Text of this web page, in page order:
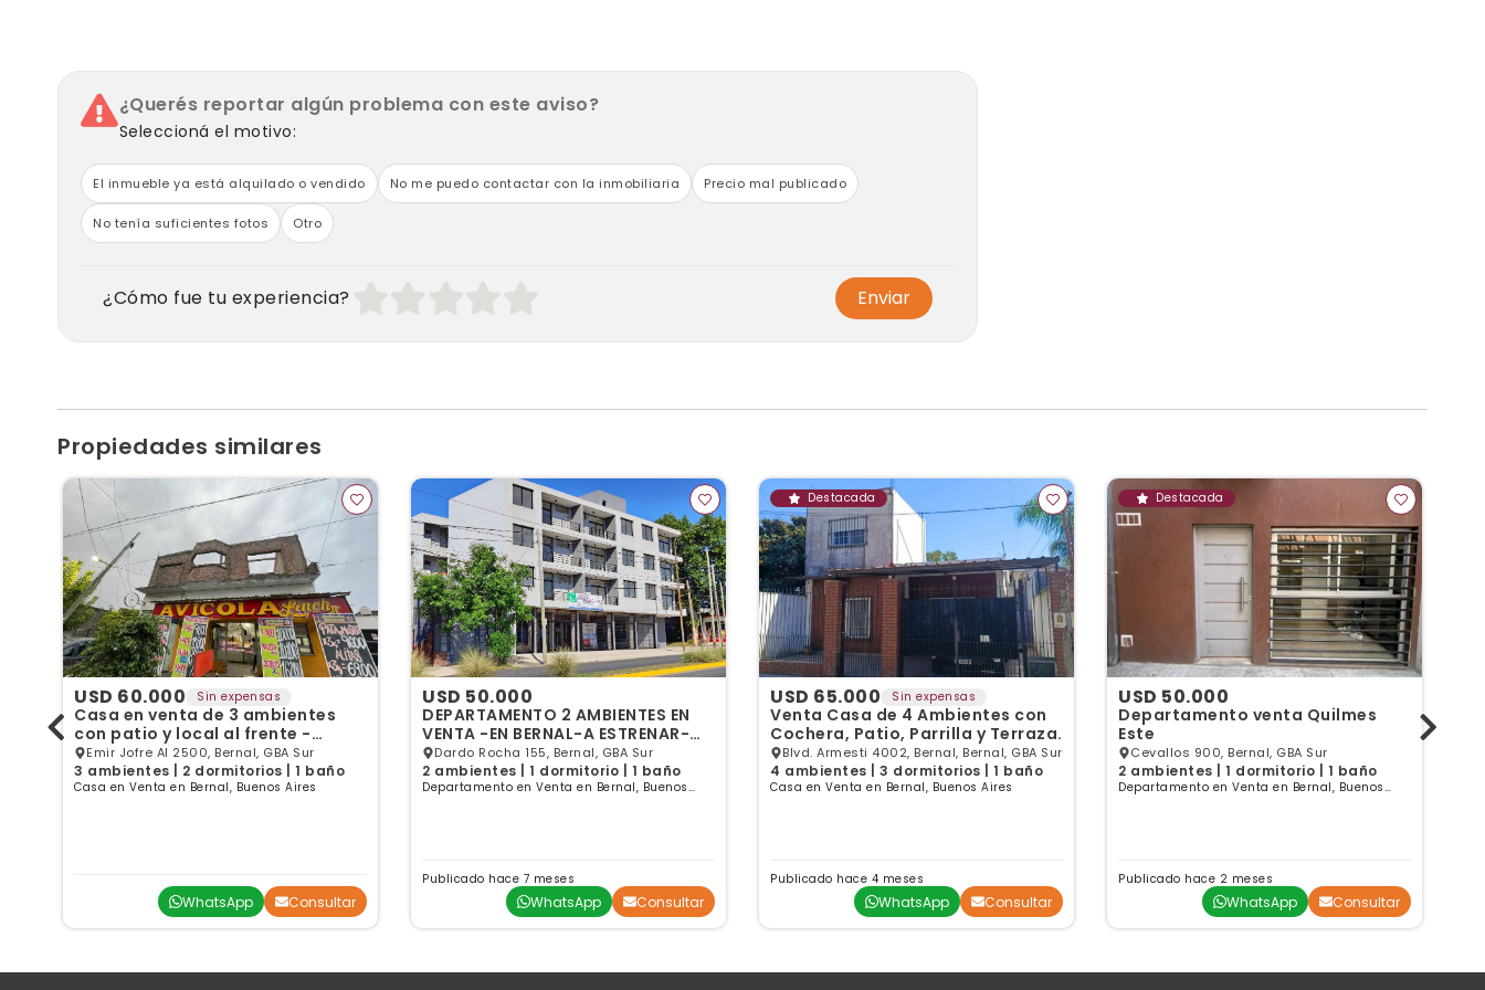
¿Querés reportar algún problema con este aviso?
Seleccioná el motivo:
El inmueble ya está alquilado o vendido No me puedo contactar con la inmobiliaria Precio mal publicado
No tenía suficientes fotos Otro
¿Cómo fue tu experiencia? Enviar
Propiedades similares
USD 60.000 Sin expensas
Casa en venta de 3 ambientes
con patio y local al frente -
Bernal OesteEmir Jofre Al 2500, Bernal, GBA Sur
3 ambientes | 2 dormitorios | 1 baño
Casa en Venta en Bernal, Buenos Aires
WhatsApp Consultar
USD 50.000
DEPARTAMENTO 2 AMBIENTES EN
VENTA -EN BERNAL-A ESTRENAR-
SIN COCHERA
Dardo Rocha 155, Bernal, GBA Sur
2 ambientes | 1 dormitorio | 1 baño
Departamento en Venta en Bernal, Buenos
Publicado hace 7 meses
WhatsApp Consultar
Destacada
USD 65.000 Sin expensas
Venta Casa de 4 Ambientes con
Cochera, Patio, Parrilla y Terraza.
Blvd. Armesti 4002, Bernal, Bernal, GBA Sur
4 ambientes | 3 dormitorios | 1 baño
Casa en Venta en Bernal, Buenos Aires
Publicado hace 4 meses
WhatsApp Consultar
Destacada
USD 50.000
Departamento venta Quilmes
Este
Cevallos 900, Bernal, GBA Sur
2 ambientes | 1 dormitorio | 1 baño
Departamento en Venta en Bernal, Buenos
Publicado hace 2 meses
WhatsApp Consultar